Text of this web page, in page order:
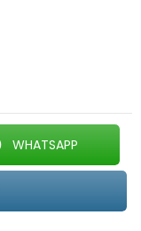
WHATSAPP